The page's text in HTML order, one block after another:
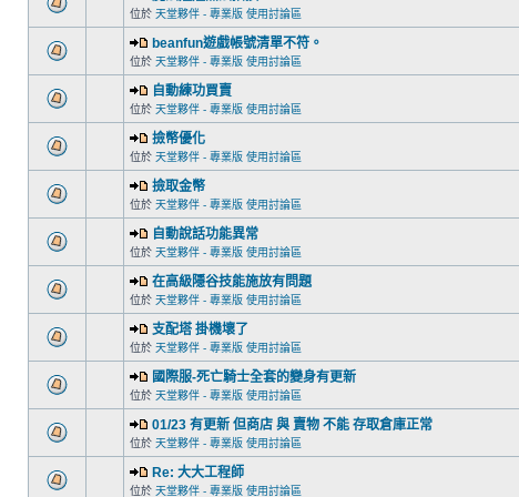
位於 天堂夥伴 - 專業版 使用討論區
beanfun遊戲帳號清單不符。
位於 天堂夥伴 - 專業版 使用討論區
自動練功買賣
位於 天堂夥伴 - 專業版 使用討論區
撿幣優化
位於 天堂夥伴 - 專業版 使用討論區
撿取金幣
位於 天堂夥伴 - 專業版 使用討論區
自動說話功能異常
位於 天堂夥伴 - 專業版 使用討論區
在高級隱谷技能施放有問題
位於 天堂夥伴 - 專業版 使用討論區
支配塔 掛機壞了
位於 天堂夥伴 - 專業版 使用討論區
國際服-死亡騎士全套的變身有更新
位於 天堂夥伴 - 專業版 使用討論區
01/23 有更新 但商店 與 賣物 不能 存取倉庫正常
位於 天堂夥伴 - 專業版 使用討論區
Re: 大大工程師
位於 天堂夥伴 - 專業版 使用討論區